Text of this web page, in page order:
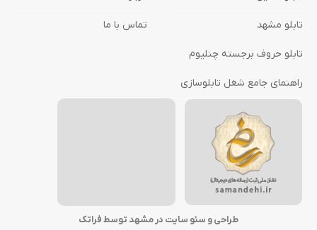
تابلو مشهد
تابلو حروف برجسته چنلیوم
راهنمای جامع شغل تابلوسازی
تماس با ما
طراحی و سئو سایت در مشهد توسط فراتک